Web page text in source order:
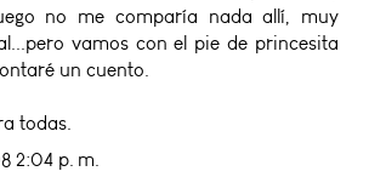
no me comparía nada allí, muy
vamos con el pie de princesita
un cuento.
todas.
2:04 p. m.